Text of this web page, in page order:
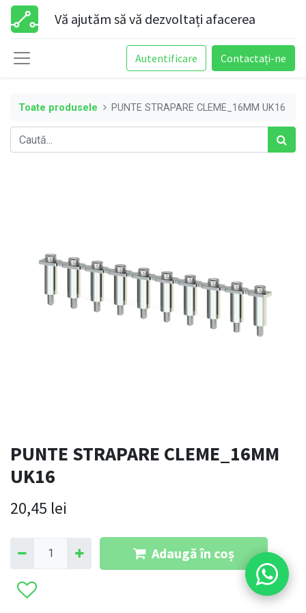
Vă ajutăm să vă dezvoltați afacerea
Autentificare Contactați-ne
Toate produsele PUNTE STRAPARE CLEME_16MM UK16
PUNTE STRAPARE CLEME_16MM
UK16
20,45 lei
Adaugă în coș